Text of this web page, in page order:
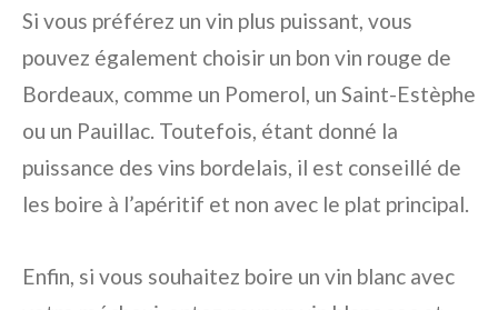
Si vous préférez un vin plus puissant, vous
pouvez également choisir un bon vin rouge de
Bordeaux, comme un Pomerol, un Saint-Estèphe
ou un Pauillac. Toutefois, étant donné la
puissance des vins bordelais, il est conseillé de
les boire à l’apéritif et non avec le plat principal.
Enfin, si vous souhaitez boire un vin blanc avec